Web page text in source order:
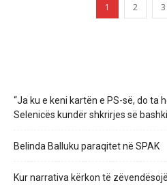
1 2 3
“Ja ku e keni kartën e PS-së, do ta
Selenicës kundër shkrirjes së
Belinda Balluku paraqitet në SPAK
Kur narrativa kërkon të